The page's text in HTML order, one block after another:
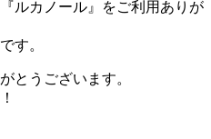
ルカノール』をご利用ありが
す。
とうございます。